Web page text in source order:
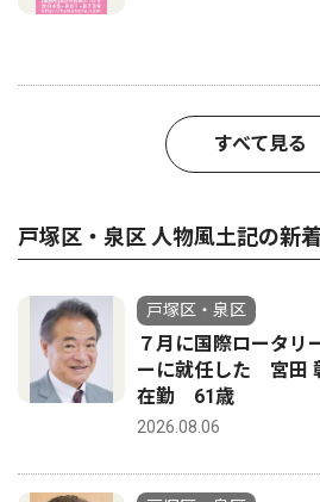
すべて見る
戸塚区・泉区 人物風土記の新
戸塚区・泉区
７月に国際ロータリ
ーに就任した 宮田
在勤 61歳
2026.08.06